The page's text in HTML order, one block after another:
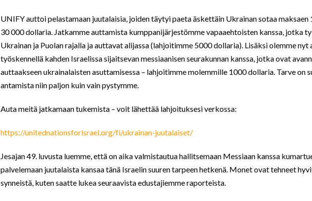
UNIFY auttoi pelastamaan juutalaisia, joiden täytyi paeta äskettäin Ukrainan sotaa maksaen
30 000 dollaria. Jatkamme auttamista kumppanijärjestömme vapaaehtoisten kanssa, jotka
Ukrainan ja Puolan rajalla ja auttavat alijassa (lahjoitimme 5000 dollaria). Lisäksi olemme nyt
työskennellä kahden Israelissa sijaitsevan messiaanisen seurakunnan kanssa, jotka ovat
auttaakseen ukrainalaisten asuttamisessa – lahjoitimme molemmille 1000 dollaria. Tarve on
antamista niin paljon kuin vain pystymme.
Auta meitä jatkamaan tukemista – voit lähettää lahjoituksesi verkossa:
https://unitednationsforisrael.org/fi/ukrainan-juutalaiset/
Jesajan 49. luvusta luemme, että on aika valmistautua hallitsemaan Messiaan kanssa
palvelemaan juutalaista kansaa tänä Israelin suuren tarpeen hetkenä. Monet ovat tehneet
synneistä, kuten saatte lukea seuraavista edustajiemme raporteista.